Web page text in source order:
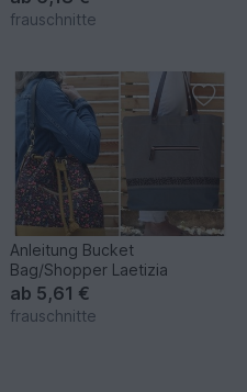
frauschnitte
Anleitung Bucket
Bag/Shopper Laetizia
ab 5,61 €
frauschnitte